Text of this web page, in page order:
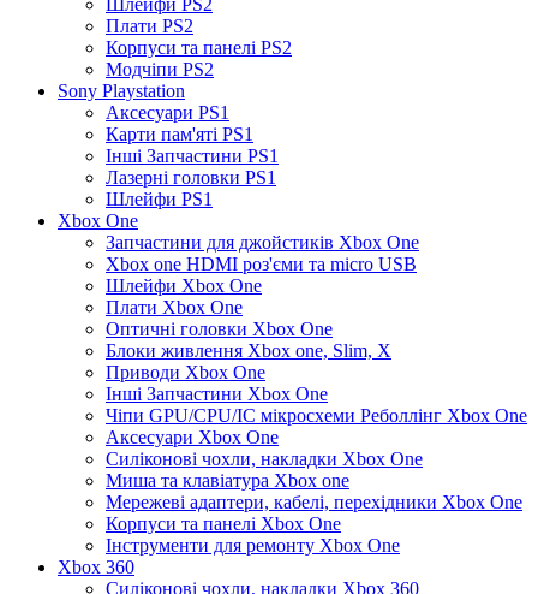
Плати PS2
Корпуси та панелі PS2
Модчіпи PS2
Sony Playstation
Аксесуари PS1
Карти пам'яті PS1
Інші Запчастини PS1
Лазерні головки PS1
Шлейфи PS1
Xbox One
Запчастини для джойстиків Xbox One
Xbox one HDMI роз'єми та micro USB
Шлейфи Xbox One
Плати Xbox One
Оптичні головки Xbox One
Блоки живлення Xbox one, Slim, X
Приводи Xbox One
Інші Запчастини Xbox One
Чіпи GPU/CPU/IC мікросхеми Реболлінг Xbox One
Аксесуари Xbox One
Силіконові чохли, накладки Xbox One
Миша та клавіатура Xbox one
Мережеві адаптери, кабелі, перехідники Xbox One
Корпуси та панелі Xbox One
Інструменти для ремонту Xbox One
Xbox 360
Силіконові чохли, накладки Xbox 360